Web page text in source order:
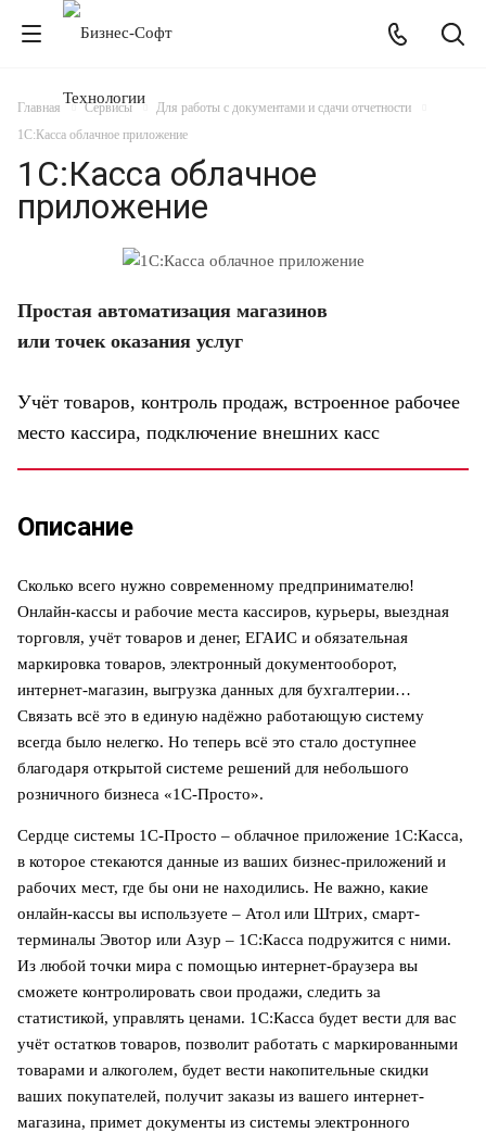
Главная Сервисы
Для работы с документами и сдачи отчетности
1С:Касса облачное приложение
1С:Касса облачное
приложение
Простая автоматизация магазинов
или точек оказания услуг
Учёт товаров, контроль продаж, встроенное рабочее
место кассира, подключение внешних касс
Описание
Сколько всего нужно современному предпринимателю!
Онлайн-кассы и рабочие места кассиров, курьеры, выездная
торговля, учёт товаров и денег, ЕГАИС и обязательная
маркировка товаров, электронный документооборот,
интернет-магазин, выгрузка данных для бухгалтерии…
Связать всё это в единую надёжно работающую систему
всегда было нелегко. Но теперь всё это стало доступнее
благодаря открытой системе решений для небольшого
розничного бизнеса «1С-Просто».
Сердце системы 1С-Просто – облачное приложение 1С:Касса,
в которое стекаются данные из ваших бизнес-приложений и
рабочих мест, где бы они не находились. Не важно, какие
онлайн-кассы вы используете – Атол или Штрих, смарт-
терминалы Эвотор или Азур – 1С:Касса подружится с ними.
Из любой точки мира с помощью интернет-браузера вы
сможете контролировать свои продажи, следить за
статистикой, управлять ценами. 1С:Касса будет вести для вас
учёт остатков товаров, позволит работать с маркированными
товарами и алкоголем, будет вести накопительные скидки
ваших покупателей, получит заказы из вашего интернет-
магазина, примет документы из системы электронного